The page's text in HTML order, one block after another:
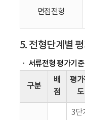
면접전형
5. 전형단계별
서류전형 평가기준
구분
배
점
평가
도
3단